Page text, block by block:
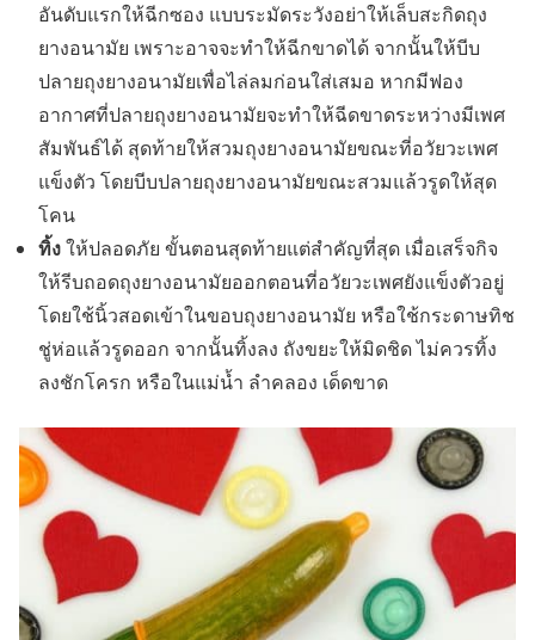
อันดับแรกให้ฉีกซอง แบบระมัดระวังอย่าให้เล็บสะกิดถุง
ยางอนามัย เพราะอาจจะทำให้ฉีกขาดได้ จากนั้นให้บีบ
ปลายถุงยางอนามัยเพื่อไล่ลมก่อนใส่เสมอ หากมีฟอง
อากาศที่ปลายถุงยางอนามัยจะทำให้ฉีดขาดระหว่างมีเพศ
สัมพันธ์ได้ สุดท้ายให้สวมถุงยางอนามัยขณะที่อวัยวะเพศ
แข็งตัว โดยบีบปลายถุงยางอนามัยขณะสวมแล้วรูดให้สุด
โคน
ทิ้งให้ปลอดภัย ขั้นตอนสุดท้ายแต่สำคัญที่สุด เมื่อเสร็จกิจ
ให้รีบถอดถุงยางอนามัยออกตอนที่อวัยวะเพศยังแข็งตัวอยู่
โดยใช้นิ้วสอดเข้าในขอบถุงยางอนามัย หรือใช้กระดาษทิช
ชู่ห่อแล้วรูดออก จากนั้นทิ้งลง ถังขยะให้มิดชิด ไม่ควรทิ้ง
ลงชักโครก หรือในแม่น้ำ ลำคลอง เด็ดขาด